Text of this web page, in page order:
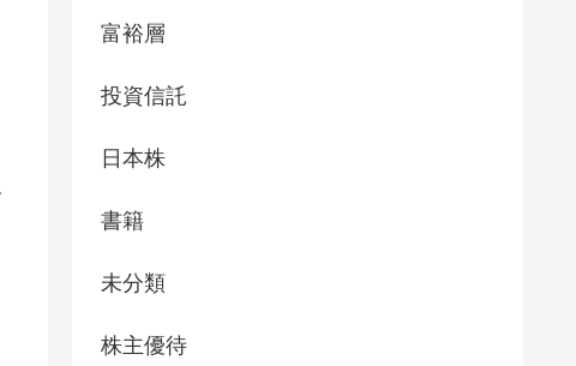
富裕層
投資信託
日本株
書籍
未分類
株主優待